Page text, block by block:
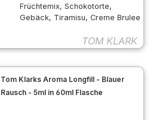
Früchtemix, Schokotorte,
Gebäck, Tiramisu, Creme Brulee
TOM KLARK
Tom Klarks Aroma Longfill - Blauer
Rausch - 5ml in 60ml Flasche